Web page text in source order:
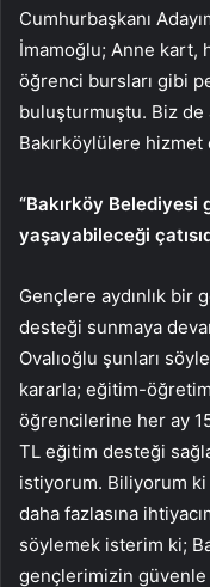
Cumhurbaşkanı
İmamoğlu; Anne kart,
öğrenci bursları gibi
buluşturmuştu. Biz de
Bakırköylülere hizmet
“Bakırköy
yaşayabileceği
Gençlere aydınlık bir
desteği sunmaya
Ovalıoğlu şunları
kararla; eğitim-
öğrencilerine her ay
TL eğitim desteği
istiyorum. Biliyorum
daha fazlasına
söylemek isterim ki;
gençlerimizin güvenle